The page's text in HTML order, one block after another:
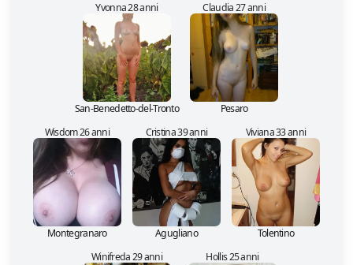
Yvonna 28 anni
San-Benedetto-del-Tronto
Claudia 27 anni
Pesaro
Wisdom 26 anni
Montegranaro
Cristina 39 anni
Agugliano
Viviana 33 anni
Tolentino
Winifreda 29 anni
Hollis 25 anni